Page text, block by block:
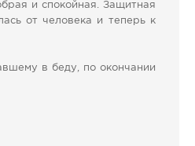
и спокойная. Защитная
от человека и теперь к
в беду, по окончании